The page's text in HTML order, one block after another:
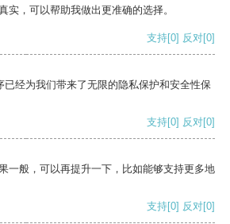
实，可以帮助我做出更准确的选择。
支持[0] 反对[0]
经为我们带来了无限的隐私保护和安全性保
支持[0] 反对[0]
一般，可以再提升一下，比如能够支持更多地
支持[0] 反对[0]